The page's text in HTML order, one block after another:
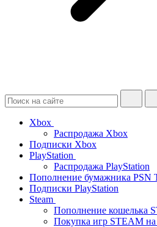
Xbox
Распродажа Xbox
Подписки Xbox
PlayStation
Распродажа PlayStation
Пополнение бумажника PSN
Подписки PlayStation
Steam
Пополнение кошелька
Покупка игр STEAM на